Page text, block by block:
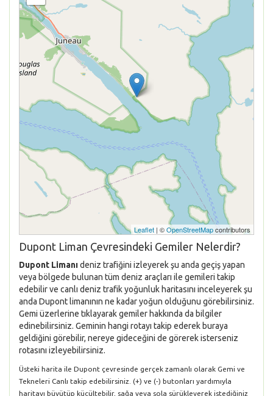
Leaflet | ©OpenStreetMapcontributors
Dupont Liman Çevresindeki Gemiler Nelerdir?
Dupont Limanıdeniz trafiğini izleyerek şu anda geçiş yapan
veya bölgede bulunan tüm deniz araçları ile gemileri takip
edebilir ve canlı deniz trafik yoğunluk haritasını inceleyerek şu
anda Dupont limanının ne kadar yoğun olduğunu görebilirsiniz.
Gemi üzerlerine tıklayarak gemiler hakkında da bilgiler
edinebilirsiniz. Geminin hangi rotayı takip ederek buraya
geldiğini görebilir, nereye gideceğini de görerek isterseniz
rotasını izleyebilirsiniz.
Üsteki harita ile Dupont çevresinde gerçek zamanlı olarak Gemi ve
Tekneleri Canlı takip edebilirsiniz. (+) ve (-) butonları yardımıyla
haritayı büyütüp küçültebilir, sağa veya sola sürükleyerek istediğiniz